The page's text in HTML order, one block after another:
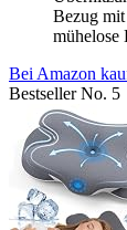
Bezug
mühelose
Bei Amazon
Bestseller No. 5